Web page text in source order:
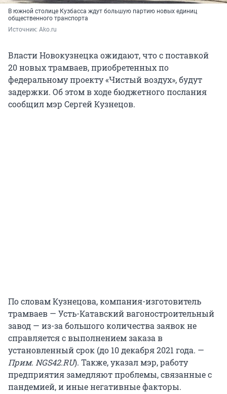
В южной столице Кузбасса ждут большую партию новых единиц
общественного транспорта
Источник: Ako.ru
Власти Новокузнецка ожидают, что с поставкой
20 новых трамваев, приобретенных по
федеральному проекту «Чистый воздух», будут
задержки. Об этом в ходе бюджетного послания
сообщил мэр Сергей Кузнецов.
По словам Кузнецова, компания-изготовитель
трамваев — Усть-Катавский вагоностроительный
завод — из-за большого количества заявок не
справляется с выполнением заказа в
установленный срок (до 10 декабря 2021 года. —
Прим. NGS42.RU). Также, указал мэр, работу
предприятия замедляют проблемы, связанные с
пандемией, и иные негативные факторы.